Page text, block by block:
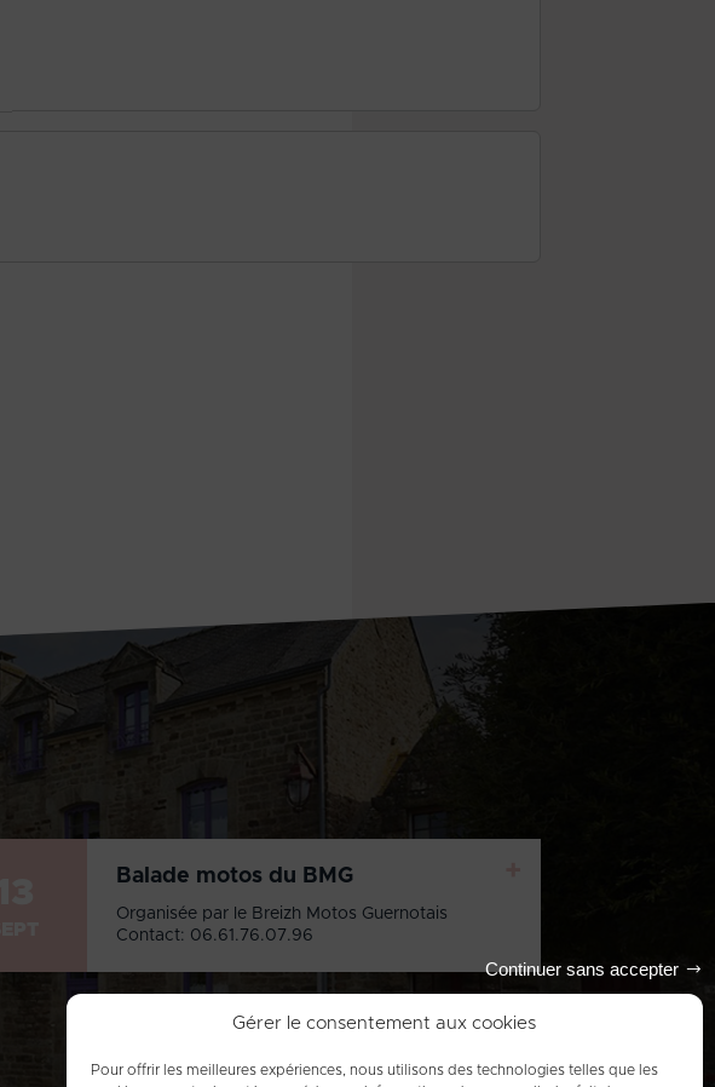
Gérer le consentement aux cookies
Pour offrir les meilleures expériences, nous utilisons des technologies telles que les
Continuer sans accepter
Balade motos du BMG
Organisée par le Breizh Motos Guernotais
Contact: 06.61.76.07.96